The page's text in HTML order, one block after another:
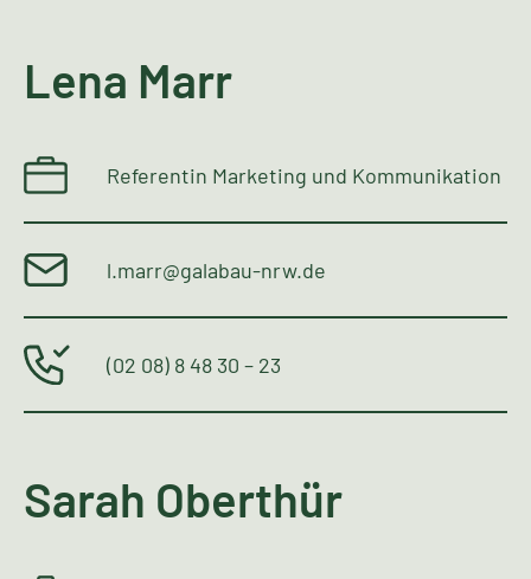
Lena Marr
Referentin Marketing und Kommunikation
l.marr@galabau-nrw.de
(02 08) 8 48 30 – 23
Sarah Oberthür